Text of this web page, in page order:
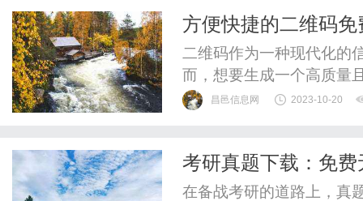
应，促进黑素细胞的再生
方便快捷的二维码
二维码作为一种现代化的
而，想要生成一个高质量
软件工具。幸运的是，现
息、联系方式、地理位置
昌邑信息网 2023-10-20
考研真题下载：免
在备战考研的道路上，真